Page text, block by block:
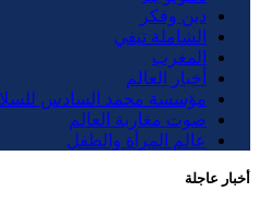
دين وفكر
الشاملة تيفي
المغرب
أخبار العالم
مؤسسة محمد السادس
صوت مغاربة العالم
عالم المرأة والطفل
أخبار عاجلة